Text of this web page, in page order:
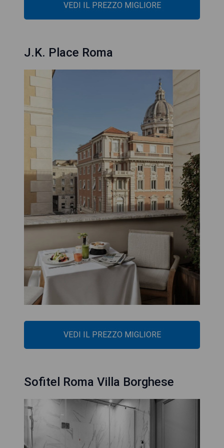
VEDI IL PREZZO MIGLIORE
J.K. Place Roma
VEDI IL PREZZO MIGLIORE
Sofitel Roma Villa Borghese